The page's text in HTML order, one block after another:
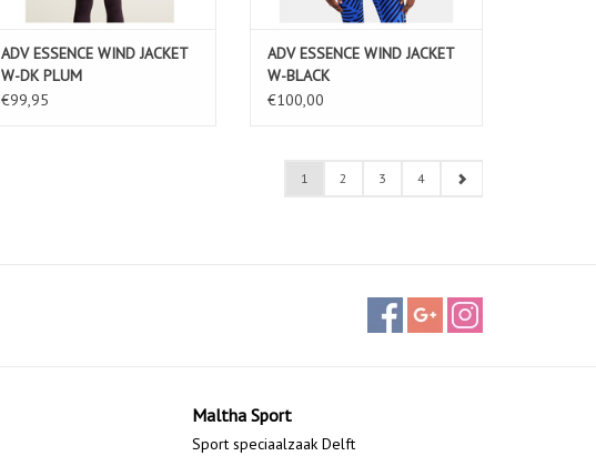
ADV ESSENCE WIND JACKET
W-DK PLUM
€99,95
ADV ESSENCE WIND JACKET
W-BLACK
€100,00
1 2 3 4
Maltha Sport
Sport speciaalzaak Delft